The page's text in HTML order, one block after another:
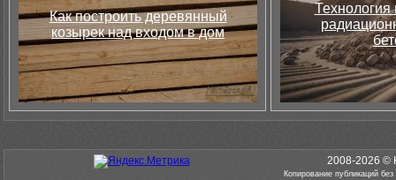
Как построить деревянный
козырек над входом в дом
Технология
2008-2026 ©
Копирование публикаций